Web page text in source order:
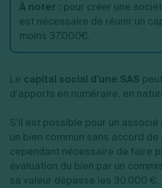
À noter : pour créer une
est nécessaire de réunir un
moins 37.000€.
Le capital social d’une SAS
d’apports en numéraire, en
S’il est possible pour un
un bien commun sans accord
cependant nécessaire de faire
évaluation du bien par un
sa valeur dépasse les 30.000